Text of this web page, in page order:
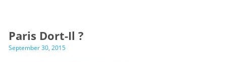
Paris Dort-Il ?
September 30, 2015